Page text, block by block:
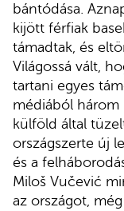
bántódása.
kijött férfiak
támadtak, és
Világossá vált,
tartani egyes
médiából három
külföld által
országszerte új
és a
Miloš Vučević
az országot,